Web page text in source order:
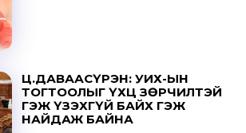
Ц.ДАВААСҮРЭН: УИХ-ЫН
ТОГТООЛЫГ ҮХЦ ЗӨРЧИЛТЭЙ
ГЭЖ ҮЗЭХГҮЙ БАЙХ ГЭЖ
НАЙДАЖ БАЙНА